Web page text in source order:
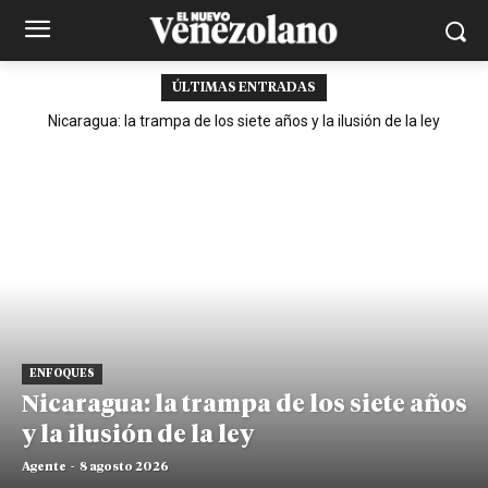
ÚLTIMAS ENTRADAS
Nicaragua: la trampa de los siete años y la ilusión de la ley
ENFOQUES
Nicaragua: la trampa de los siete años
y la ilusión de la ley
Agente - 8 agosto 2026